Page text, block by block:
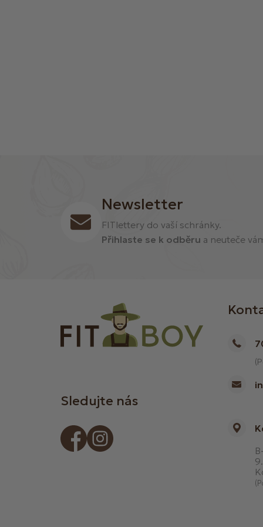
Newsletter
FITlettery do vaší schránky.
Přihlaste se k odběru a neuteče
Sledujte nás